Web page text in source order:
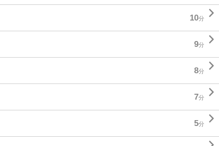
10分 
9分 
8分 
7分 
5分 